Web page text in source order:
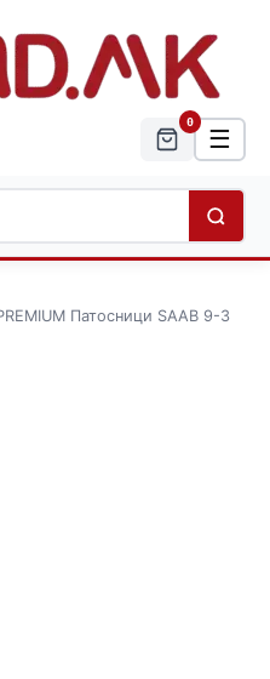
0
☰
Патосници SAAB 9-3